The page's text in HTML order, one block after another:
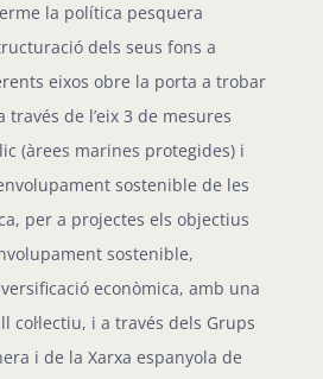
la política pesquera
dels seus fons a
eixos obre la porta a trobar
de l’eix 3 de mesures
(àrees marines protegides) i
sostenible de les
per a projectes els objectius
sostenible,
econòmica, amb una
col·lectiu, i a través dels Grups
i de la Xarxa espanyola de